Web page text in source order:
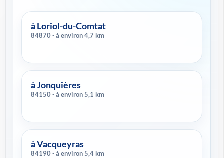
à Loriol-du-Comtat
84870 · à environ 4,7 km
à Jonquières
84150 · à environ 5,1 km
à Vacqueyras
84190 · à environ 5,4 km